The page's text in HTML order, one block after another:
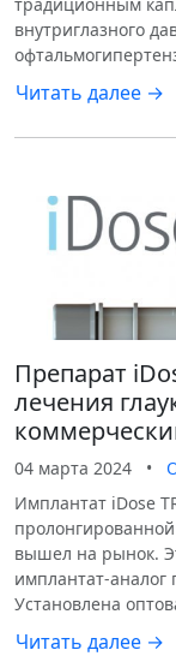
внутриглазного
Читать далее →
Препарат
лечения
04 марта 2024 •
Имплантат iDose
вышел на рынок.
имплантат-аналог
Установлена
Читать далее →